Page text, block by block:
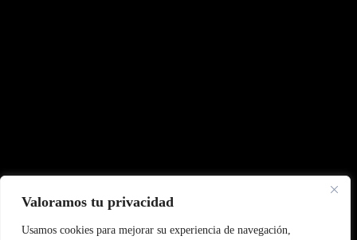
Valoramos tu privacidad
Usamos cookies para mejorar su experiencia de navegación,